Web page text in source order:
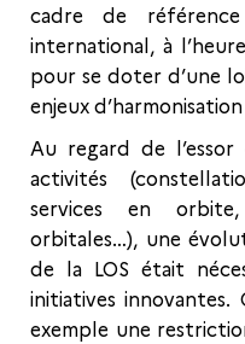
cadre de
international, à
pour se doter d’une
enjeux
Au regard de
activités
services en
orbitales…), une
de la LOS était
initiatives
exemple une